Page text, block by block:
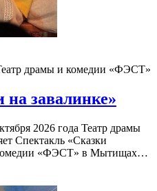
драмы и комедии «ФЭСТ»
завалинке»
2026 года Театр драмы
Спектакль «Сказки
комедии «ФЭСТ» в Мытищах…